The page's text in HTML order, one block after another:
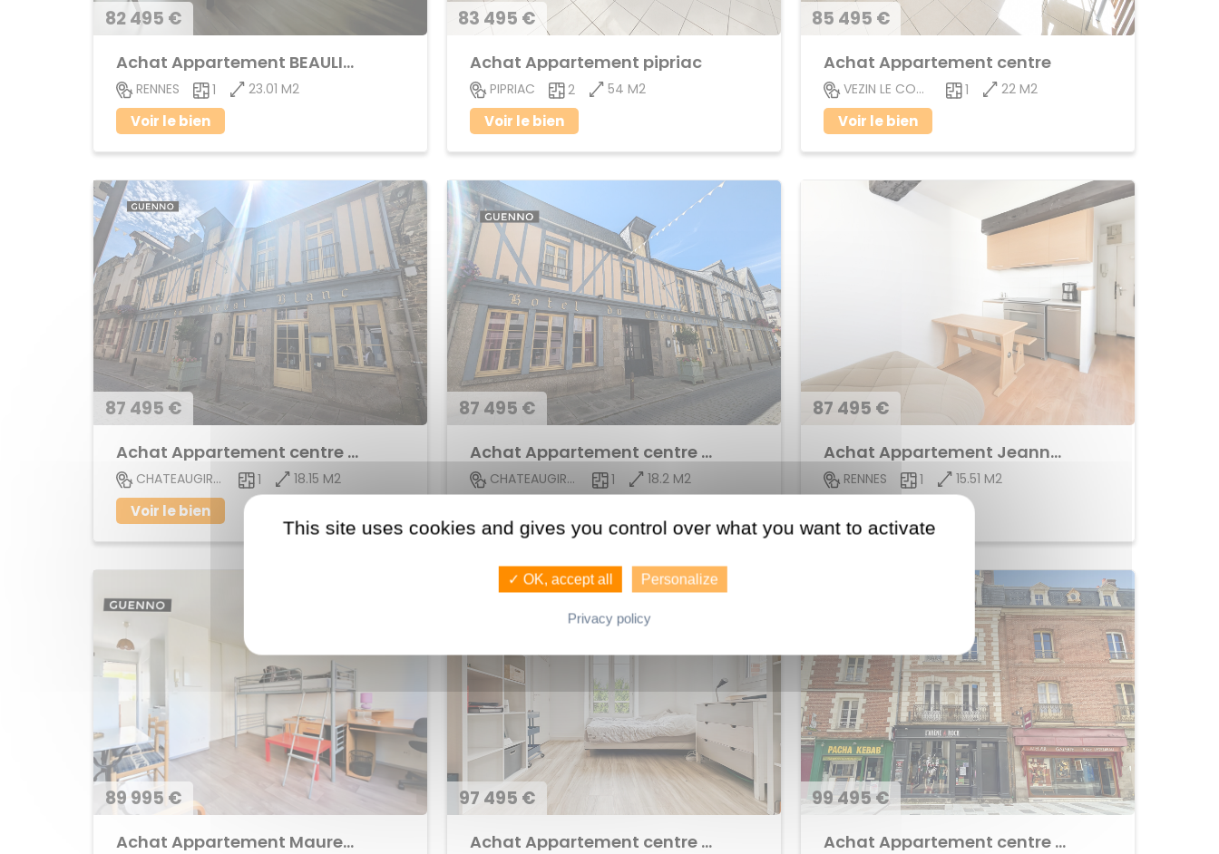
82 495 €
Achat Appartement BEAULIEU
RENNES 1 23.01 M2
Voir le bien
83 495 €
Achat Appartement pipriac
PIPRIAC 2 54 M2
Voir le bien
85 495 €
Achat Appartement centre
VEZIN LE COQUET 1 22 M2
Voir le bien
87 495 €
Achat Appartement centre ville
CHATEAUGIRON 1 18.15 M2
Voir le bien
87 495 €
Achat Appartement centre ville
CHATEAUGIRON 1 18.2 M2
87 495 €
Achat Appartement Jeanne d'Arc
RENNES 1 15.51 M2
89 995 €
Achat Appartement Maurepas
97 495 €
Achat Appartement centre ville
99 495 €
Achat Appartement centre ville
This site uses cookies and gives you control over what you want to activate
✓ OK, accept all Personalize
Privacy policy